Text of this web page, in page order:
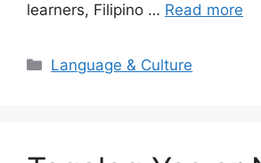
learners, Filipino … Read more
Categories
Language & Culture